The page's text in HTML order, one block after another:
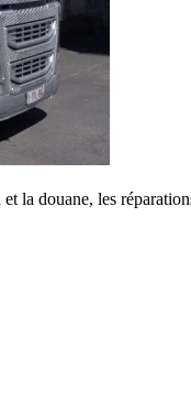
la douane, les